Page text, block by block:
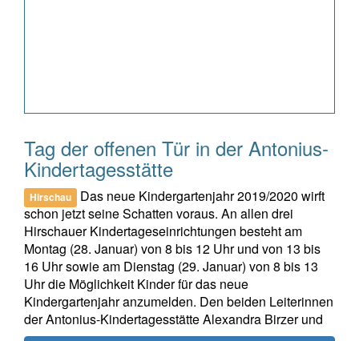
Tag der offenen Tür in der Antonius-
Kindertagesstätte
Hirschau
Das neue Kindergartenjahr 2019/2020 wirft
schon jetzt seine Schatten voraus. An allen drei
Hirschauer Kindertageseinrichtungen besteht am
Montag (28. Januar) von 8 bis 12 Uhr und von 13 bis
16 Uhr sowie am Dienstag (29. Januar) von 8 bis 13
Uhr die Möglichkeit Kinder für das neue
Kindergartenjahr anzumelden. Den beiden Leiterinnen
der Antonius-Kindertagesstätte Alexandra Birzer und